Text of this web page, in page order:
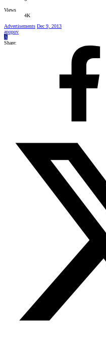
Views
4K
Advertisements Dec 9, 2013
apopov
A
Share: